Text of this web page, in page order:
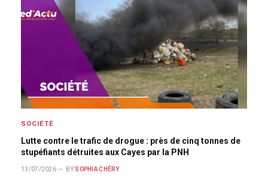
SOCIÉTÉ
Lutte contre le trafic de drogue : près de cinq tonnes de
stupéfiants détruites aux Cayes par la PNH
13/07/2026 BY SOPHIA CHÉRY